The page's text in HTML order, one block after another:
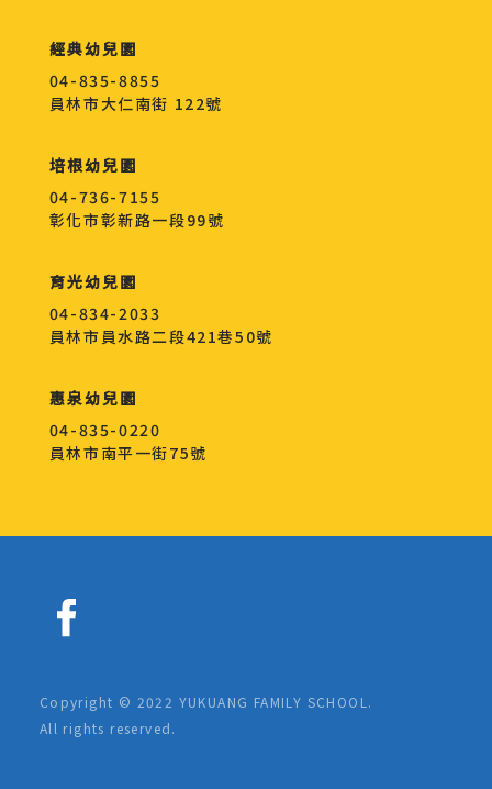
經典幼兒園
04-835-8855
員林市大仁南街 122號
培根幼兒園
04-736-7155
彰化市彰新路一段99號
育光幼兒園
04-834-2033
員林市員水路二段421巷50號
惠泉幼兒園
04-835-0220
員林市南平一街75號
Copyright © 2022 YUKUANG FAMILY SCHOOL.
All rights reserved.